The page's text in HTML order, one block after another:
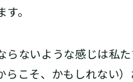
。
ないような感じは私
こそ、かもしれない